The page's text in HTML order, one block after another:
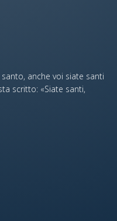
anche voi siate santi
scritto: «Siate santi,